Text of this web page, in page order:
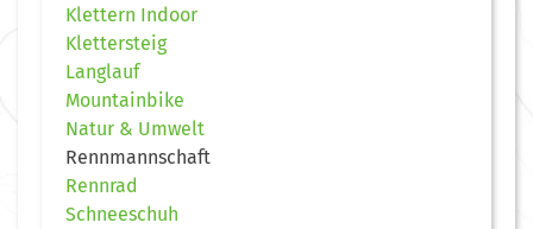
Klettern Indoor
Klettersteig
Langlauf
Mountainbike
Natur & Umwelt
Rennmannschaft
Rennrad
Schneeschuh